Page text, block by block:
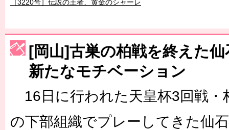
［3230号］世界一への夢は終わらない
［3223号］一丸。日本出陣
[岡山]古巣の柏戦を終えた
新たなモチベーション
16日に行われた天皇杯3回戦・
の下部組織でプレーしてきた仙